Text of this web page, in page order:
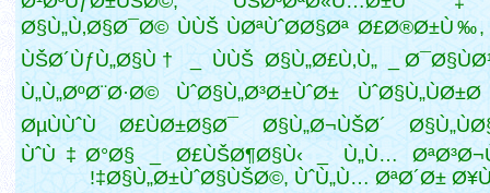
Ø§Ù„Ù‚Ø§Ø¯Ø© ÙÙŠ ÙØªÙˆØ­Ø§Øª Ø£Ø®Ø±Ù‰,
ÙŠØ´ÙƒÙ„Ø§Ù† _ ÙÙŠ Ø§Ù„Ø£Ù‚Ù„ _
Ù„Ù„ØºØ¨Ø·Ø© ÙˆØ§Ù„Ø³Ø±ÙˆØ± ÙˆØ§Ù„ÙØ±Ø­
ØµÙÙˆÙ Ø£ÙØ±Ø§Ø¯ Ø§Ù„Ø¬ÙŠØ´
ÙˆÙ‡Ø°Ø§ _ Ø£ÙŠØ¶Ø§Ù‹ _ Ù„Ù…
Ø§Ù„Ø±ÙˆØ§ÙŠØ©, ÙˆÙ„Ù… ØªØ´Ø±